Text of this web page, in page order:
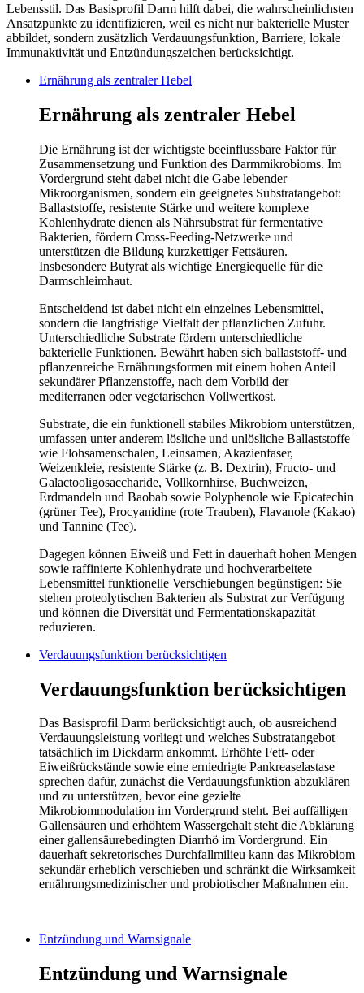
Lebensstil. Das Basisprofil Darm hilft dabei, die wahrscheinlichsten
Ansatzpunkte zu identifizieren, weil es nicht nur bakterielle Muster
abbildet, sondern zusätzlich Verdauungsfunktion, Barriere, lokale
Immunaktivität und Entzündungszeichen berücksichtigt.
Ernährung als zentraler Hebel
Ernährung als zentraler Hebel
Die Ernährung ist der wichtigste beeinflussbare Faktor für
Zusammensetzung und Funktion des Darmmikrobioms. Im
Vordergrund steht dabei nicht die Gabe lebender
Mikroorganismen, sondern ein geeignetes Substratangebot:
Ballaststoffe, resistente Stärke und weitere komplexe
Kohlenhydrate dienen als Nährsubstrat für fermentative
Bakterien, fördern Cross-Feeding-Netzwerke und
unterstützen die Bildung kurzkettiger Fettsäuren.
Insbesondere Butyrat als wichtige Energiequelle für die
Darmschleimhaut.
Entscheidend ist dabei nicht ein einzelnes Lebensmittel,
sondern die langfristige Vielfalt der pflanzlichen Zufuhr.
Unterschiedliche Substrate fördern unterschiedliche
bakterielle Funktionen. Bewährt haben sich ballaststoff- und
pflanzenreiche Ernährungsformen mit einem hohen Anteil
sekundärer Pflanzenstoffe, nach dem Vorbild der
mediterranen oder vegetarischen Vollwertkost.
Substrate, die ein funktionell stabiles Mikrobiom unterstützen,
umfassen unter anderem lösliche und unlösliche Ballaststoffe
wie Flohsamenschalen, Leinsamen, Akazienfaser,
Weizenkleie, resistente Stärke (z. B. Dextrin), Fructo- und
Galactooligosaccharide, Vollkornhirse, Buchweizen,
Erdmandeln und Baobab sowie Polyphenole wie Epicatechin
(grüner Tee), Procyanidine (rote Trauben), Flavanole (Kakao)
und Tannine (Tee).
Dagegen können Eiweiß und Fett in dauerhaft hohen Mengen
sowie raffinierte Kohlenhydrate und hochverarbeitete
Lebensmittel funktionelle Verschiebungen begünstigen: Sie
stehen proteolytischen Bakterien als Substrat zur Verfügung
und können die Diversität und Fermentationskapazität
reduzieren.
Verdauungsfunktion berücksichtigen
Verdauungsfunktion berücksichtigen
Das Basisprofil Darm berücksichtigt auch, ob ausreichend
Verdauungsleistung vorliegt und welches Substratangebot
tatsächlich im Dickdarm ankommt. Erhöhte Fett- oder
Eiweißrückstände sowie eine erniedrigte Pankreaselastase
sprechen dafür, zunächst die Verdauungsfunktion abzuklären
und zu unterstützen, bevor eine gezielte
Mikrobiommodulation im Vordergrund steht. Bei auffälligen
Gallensäuren und erhöhtem Wassergehalt steht die Abklärung
einer gallensäurebedingten Diarrhö im Vordergrund. Ein
dauerhaft sekretorisches Durchfallmilieu kann das Mikrobiom
sekundär erheblich verschieben und schränkt die Wirksamkeit
ernährungsmedizinischer und probiotischer Maßnahmen ein.
Entzündung und Warnsignale
Entzündung und Warnsignale